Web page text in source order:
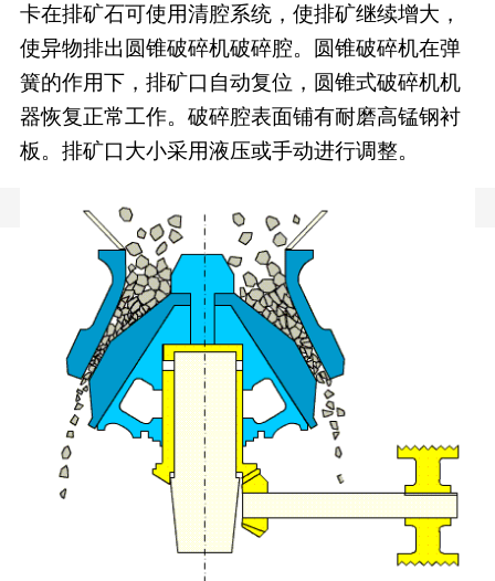
卡在排矿石可使用清腔系统，使排矿继续增大，
使异物排出圆锥破碎机破碎腔。圆锥破碎机在弹
簧的作用下，排矿口自动复位，圆锥式破碎机机
器恢复正常工作。破碎腔表面铺有耐磨高锰钢衬
板。排矿口大小采用液压或手动进行调整。